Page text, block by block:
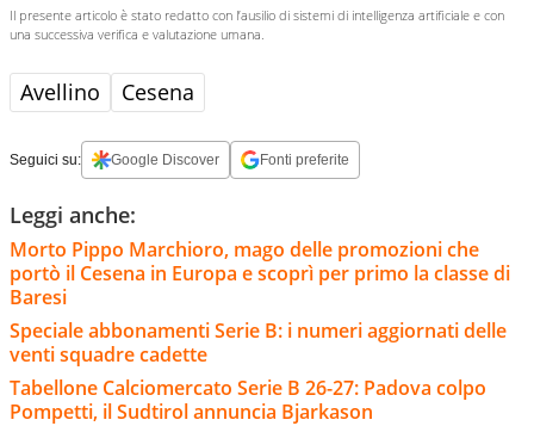
Il presente articolo è stato redatto con l’ausilio di sistemi di intelligenza artificiale e con
una successiva verifica e valutazione umana.
Avellino Cesena
Seguici su: Google Discover Fonti preferite
Leggi anche:
Morto Pippo Marchioro, mago delle promozioni che
portò il Cesena in Europa e scoprì per primo la classe di
Baresi
Speciale abbonamenti Serie B: i numeri aggiornati delle
venti squadre cadette
Tabellone Calciomercato Serie B 26-27: Padova colpo
Pompetti, il Sudtirol annuncia Bjarkason